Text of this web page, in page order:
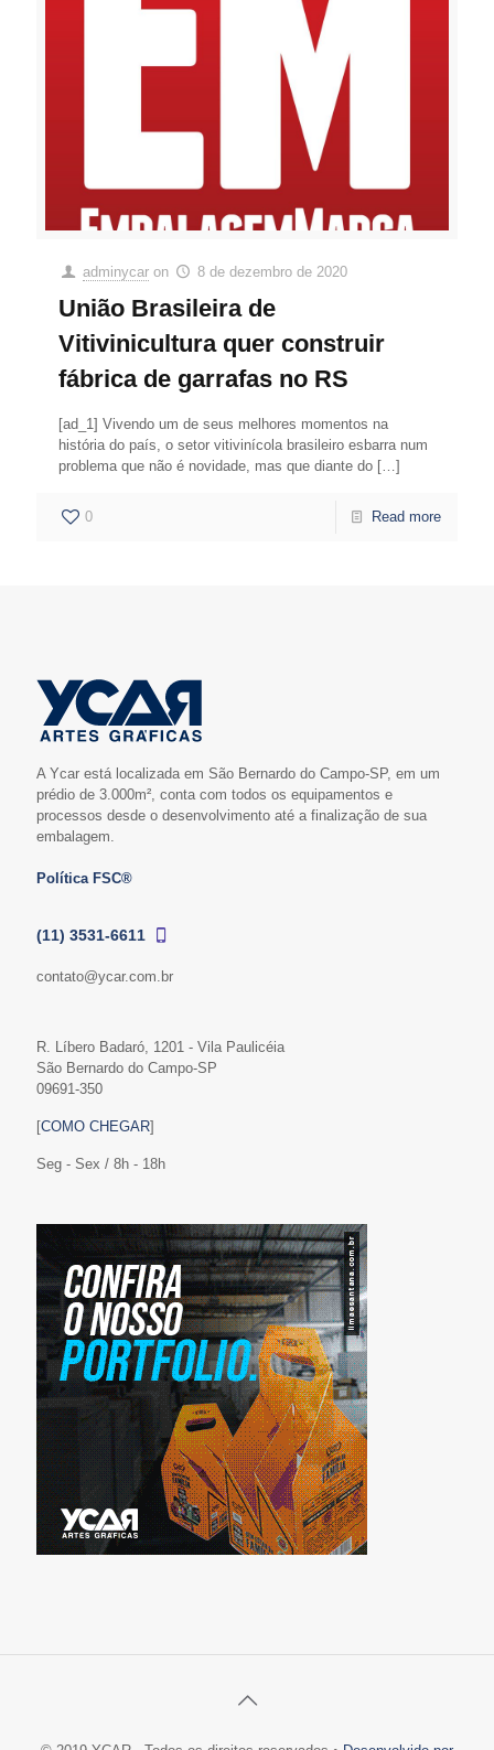
adminycar on 8 de dezembro de 2020
União Brasileira de
Vitivinicultura quer construir
fábrica de garrafas no RS
[ad_1] Vivendo um de seus melhores momentos na
história do país, o setor vitivinícola brasileiro esbarra num
problema que não é novidade, mas que diante do […]
0 Read more
A Ycar está localizada em São Bernardo do Campo-SP, em um
prédio de 3.000m², conta com todos os equipamentos e
processos desde o desenvolvimento até a finalização de sua
embalagem.
Política FSC®
(11) 3531-6611
contato@ycar.com.br
R. Líbero Badaró, 1201 - Vila Paulicéia
São Bernardo do Campo-SP
09691-350
[COMO CHEGAR]
Seg - Sex / 8h - 18h